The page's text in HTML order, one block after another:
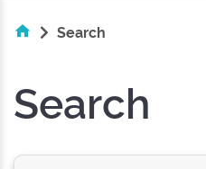
Search
Search